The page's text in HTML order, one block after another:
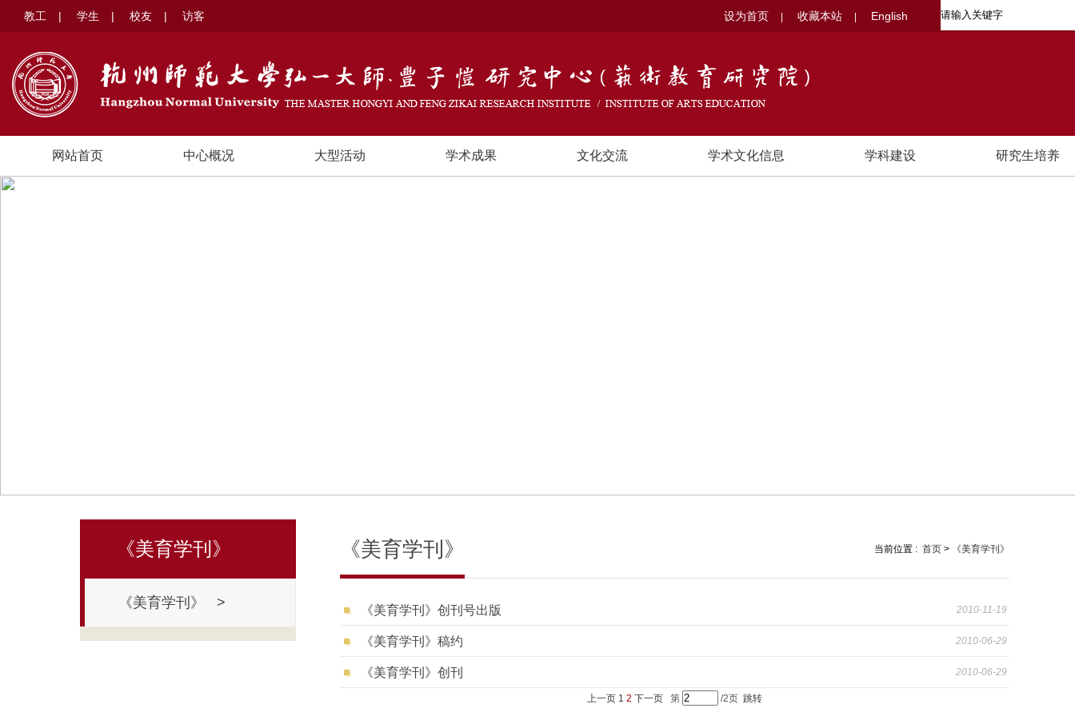
教工 | 学生 | 校友 | 访客 设为首页 收藏本站 English
网站首页 中心概况 大型活动 学术成果 文化交流 学术文化信息 学科建设 研究生培养
《美育学刊》
《美育学刊》 >
《美育学刊》 当前位置 : 首页> 《美育学刊》
《美育学刊》创刊号出版 2010-11-19
《美育学刊》稿约 2010-06-29
《美育学刊》创刊 2010-06-29
上一页 1 2 下一页 第 /2页 跳转